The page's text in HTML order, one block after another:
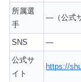
所属選
手
—（公式
SNS
—
公式サ
イト
https://